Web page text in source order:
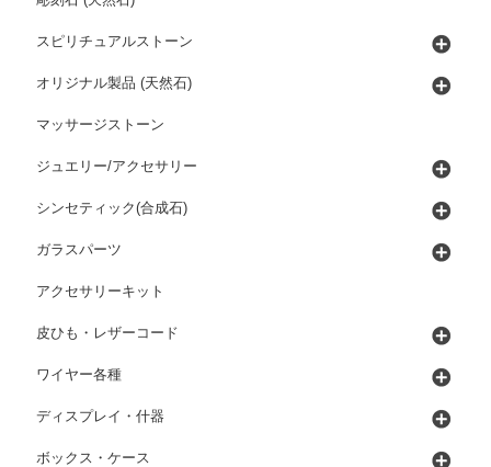
スピリチュアルストーン
オリジナル製品 (天然石)
マッサージストーン
ジュエリー/アクセサリー
シンセティック(合成石)
ガラスパーツ
アクセサリーキット
皮ひも・レザーコード
ワイヤー各種
ディスプレイ・什器
ボックス・ケース